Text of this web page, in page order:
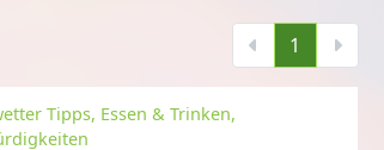
1
Tipps, Essen & Trinken,